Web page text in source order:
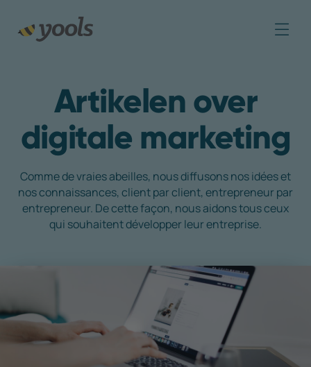
Artikelen over
digitale marketing
Comme de vraies abeilles, nous diffusons nos idées et
nos connaissances, client par client, entrepreneur par
entrepreneur. De cette façon, nous aidons tous ceux
qui souhaitent développer leur entreprise.